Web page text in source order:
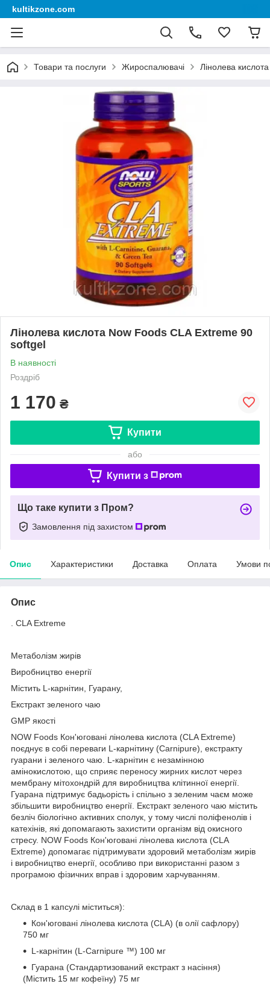
kultikzone.com
Товари та послуги Жироспалювачі Лінолева
Лінолева кислота Now Foods CLA Extreme 90
softgel
В наявності
Роздріб
1 170 ₴
Купити
або
Купити з
Що таке купити з Пром?
Замовлення під захистом
Опис Характеристики Доставка Оплата Умови
Опис
. CLA Extreme
Метаболізм жирів
Виробництво енергії
Містить L-карнітин, Гуарану,
Екстракт зеленого чаю
GMP якості
NOW Foods Кон'юговані лінолева кислота (CLA Extreme)
поєднує в собі переваги L-карнітину (Carnipure), екстракту
гуарани і зеленого чаю. L-карнітин є незамінною
амінокислотою, що сприяє переносу жирних кислот через
мембрану мітохондрій для виробництва клітинної енергії.
Гуарана підтримує бадьорість і спільно з зеленим чаєм може
збільшити виробництво енергії. Екстракт зеленого чаю містить
безліч біологічно активних сполук, у тому числі поліфенолів і
катехінів, які допомагають захистити організм від окисного
стресу. NOW Foods Кон'юговані лінолева кислота (CLA
Extreme) допомагає підтримувати здоровий метаболізм жирів
і виробництво енергії, особливо при використанні разом з
програмою фізичних вправ і здоровим харчуванням.
Склад в 1 капсулі міститься):
Кон'юговані лінолева кислота (CLA) (в олії сафлору)
750 мг
L-карнітин (L-Carnipure ™) 100 мг
Гуарана (Стандартизований екстракт з насіння)
(Містить 15 мг кофеїну) 75 мг